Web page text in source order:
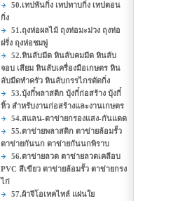
50.เทปพันกิ่ง เทปทาบกิ่ง เทปตอน
กิ่ง
51.ถุงห่อผลไม้ ถุงห่อมะม่วง ถุงห่อ
ฝรั่ง ถุงห่อชมพู่
52.หินลับมีด หินลับคมมีด หินลับ
จอบ เสียม หินลับเครื่องมือเกษตร หิน
ลับมีดทำครัว หินลับกรรไกรตัดกิ่ง
53.บุ้งกี๋พลาสติก บุ้งกี๋ก่อสร้าง บุ้งกี๋
หิ้ว สำหรับงานก่อสร้างและงานเกษตร
54.สแลน-ตาข่ายกรองแสง-กันแดด
55.ตาข่ายพลาสติก ตาข่ายล้อมรั้ว
ตาข่ายกันนก ตาข่ายกันนกพิราบ
56.ตาข่ายลวด ตาข่ายลวดเคลือบ
PVC สีเขียว ตาข่ายล้อมรั้ว ตาข่ายกรง
ไก่
57.ผ้าจีโอเทคไทล์ แผ่นใย